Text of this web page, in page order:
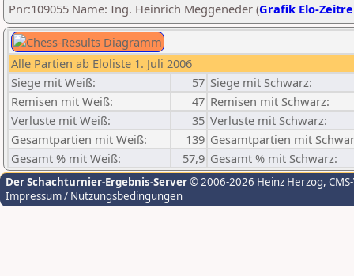
Pnr:109055 Name: Ing. Heinrich Meggeneder (Grafik Elo-
Alle Partien ab Eloliste 1. Juli 2006
Siege mit Weiß:
57 Siege mit Schwarz:
Remisen mit Weiß:
47 Remisen mit Schwarz:
Verluste mit Weiß:
35 Verluste mit Schwarz:
Gesamtpartien mit Weiß:
139 Gesamtpartien mit
Gesamt % mit Weiß:
57,9 Gesamt % mit Schwarz:
Der Schachturnier-Ergebnis-Server© 2006-2026 Heinz Herzog,
Impressum / Nutzungsbedingungen